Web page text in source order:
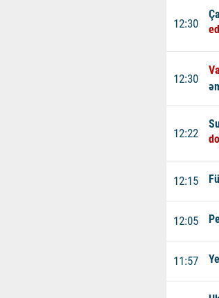
12:30
12:30
12:22
12:15
12:05
11:57